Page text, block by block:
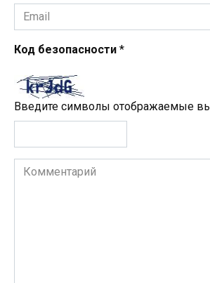
Email
*
Код безопасности *
Введите символы отображаемые
Комментарий